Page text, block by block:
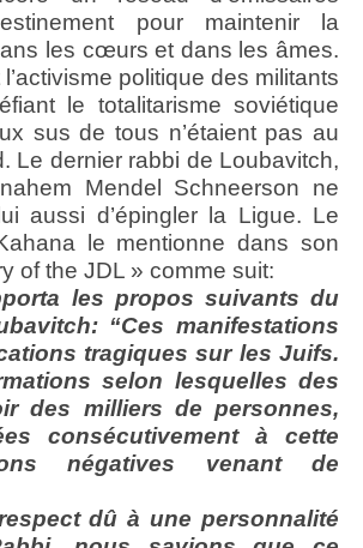
pour maintenir la
les cœurs et dans les âmes.
politique des militants
le totalitarisme soviétique
sus de tous n’étaient pas au
Le dernier rabbi de Loubavitch,
Mendel Schneerson ne
aussi d’épingler la Ligue. Le
le mentionne dans son
of the JDL » comme suit:
les propos suivants du
“Ces manifestations
tragiques sur les Juifs.
selon lesquelles des
des milliers de personnes,
consécutivement à cette
négatives venant de
dû à une personnalité